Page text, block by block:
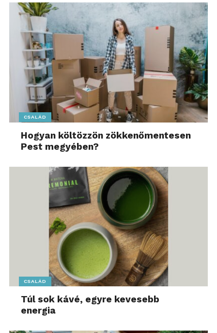
CSALÁD
Hogyan költözzön zökkenőmentesen
Pest megyében?
CSALÁD
Túl sok kávé, egyre kevesebb
energia